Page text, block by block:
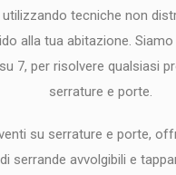
tecniche non
alla tua abitazione.
7, per risolvere qualsiasi
serrature e porte.
su serrature e porte,
serrande avvolgibili e